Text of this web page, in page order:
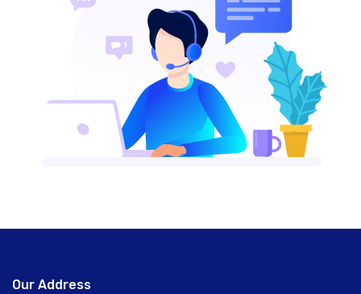
Our Address